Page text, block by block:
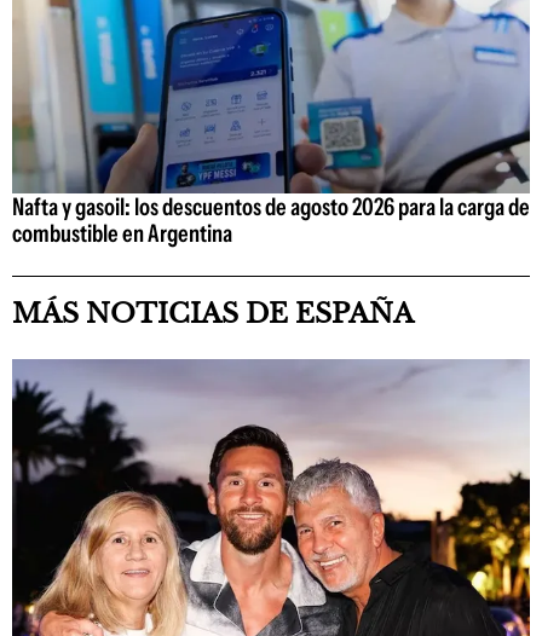
Nafta y gasoil: los descuentos de agosto 2026 para la carga de
combustible en Argentina
MÁS NOTICIAS DE ESPAÑA